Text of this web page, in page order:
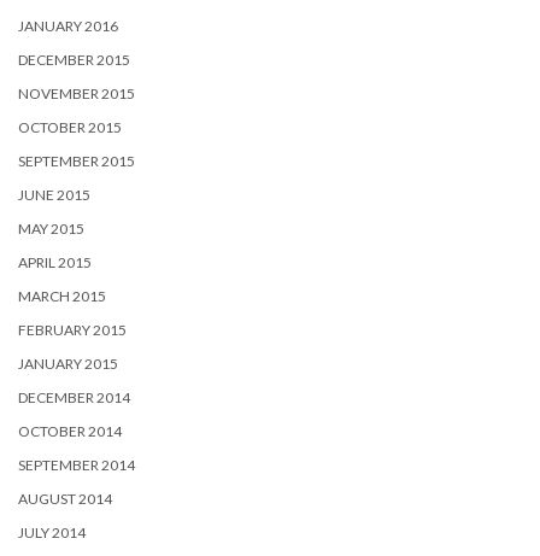
JANUARY 2016
DECEMBER 2015
NOVEMBER 2015
OCTOBER 2015
SEPTEMBER 2015
JUNE 2015
MAY 2015
APRIL 2015
MARCH 2015
FEBRUARY 2015
JANUARY 2015
DECEMBER 2014
OCTOBER 2014
SEPTEMBER 2014
AUGUST 2014
JULY 2014